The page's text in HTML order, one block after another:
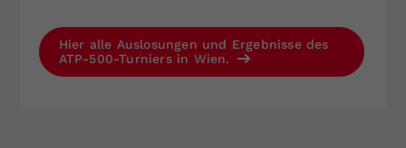
Hier alle Auslosungen und Ergebnisse des
ATP-500-Turniers in Wien.